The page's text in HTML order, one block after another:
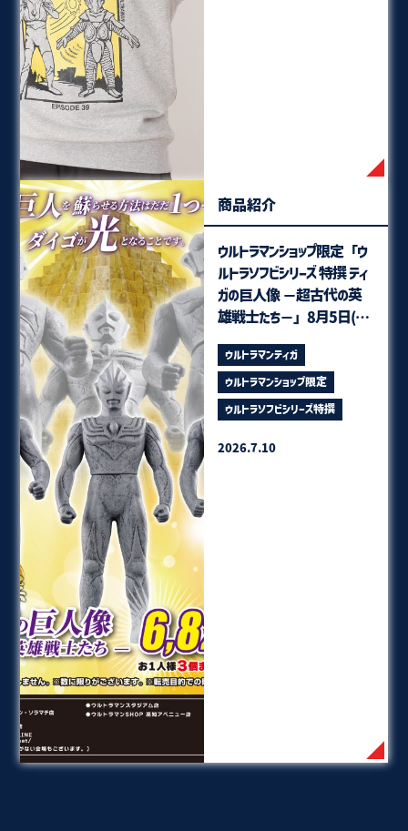
商品紹介
ウルトラマンショップ限定「ウ
ルトラソフビシリーズ 特撰 ティ
ガの巨人像 －超古代の英
雄戦士たち－」8月5日(水)
発売！
ウルトラマンティガ
ウルトラマンショップ限定
ウルトラソフビシリーズ特撰
2026.7.10